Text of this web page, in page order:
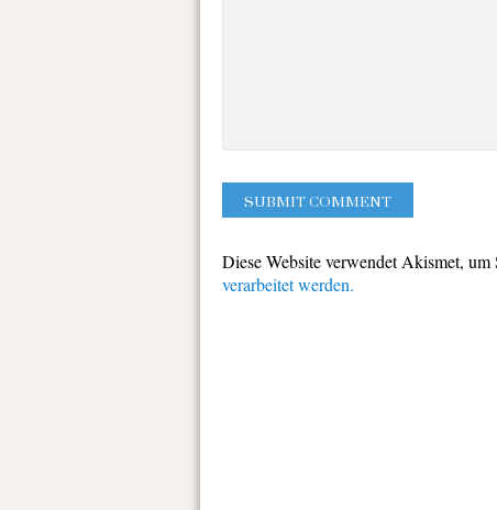
Diese Website verwendet Akismet, um
verarbeitet werden.